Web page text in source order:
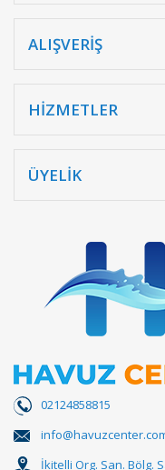
ALIŞVERİŞ
HİZMETLER
ÜYELİK
02124858815
İkitelli Org. San. Bölg.